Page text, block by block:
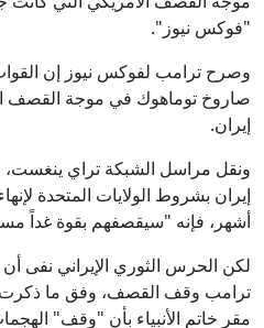
"فوكس نيوز".
صاروخ توماهوك في موجة القصف
إيران.
ونقل مراسل الشبكة تراي ينغست،
إيران بشروط الولايات المتحدة
أشهر، فإنه "سيقصفهم بقوة غداً
لكن الحرس الثوري الإيراني نفى
ترامب وقف القصف، وفق ما ذكرت
مقر خاتم الأنبياء بأن "وقف"